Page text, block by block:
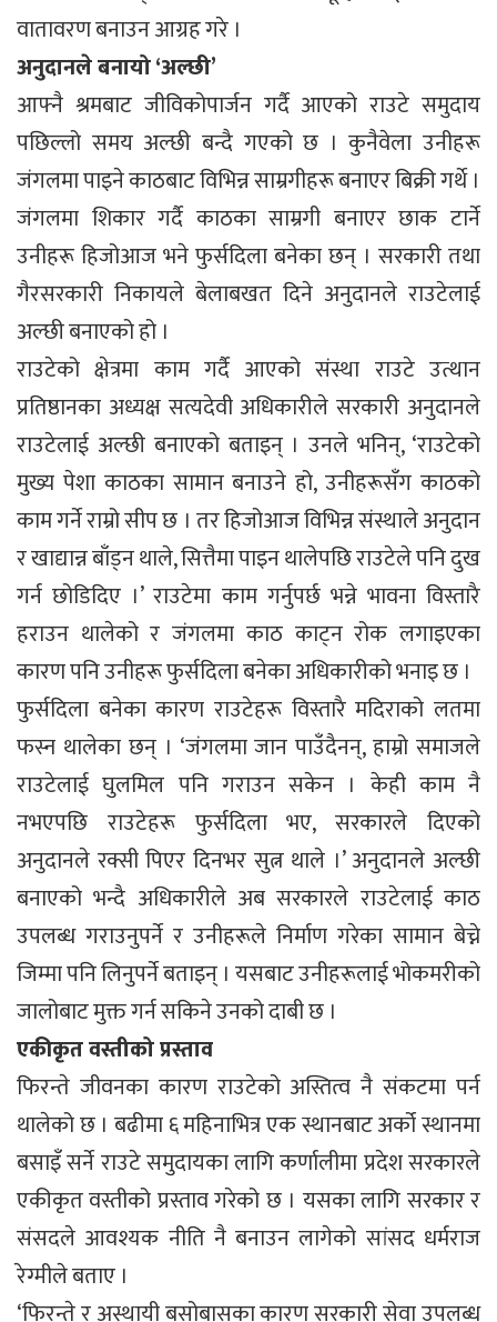
वातावरण बनाउन आग्रह गरे ।
अनुदानले बनायो ‘अल्छी’
आफ्नै श्रमबाट जीविकोपार्जन गर्दै आएको राउटे समुदाय
पछिल्लो समय अल्छी बन्दै गएको छ । कुनैवेला उनीहरू
जंगलमा पाइने काठबाट विभिन्न साम्रगीहरू बनाएर बिक्री गर्थे ।
जंगलमा शिकार गर्दै काठका साम्रगी बनाएर छाक टार्ने
उनीहरू हिजोआज भने फुर्सदिला बनेका छन् । सरकारी तथा
गैरसरकारी निकायले बेलाबखत दिने अनुदानले राउटेलाई
अल्छी बनाएको हो ।
राउटेको क्षेत्रमा काम गर्दै आएको संस्था राउटे उत्थान
प्रतिष्ठानका अध्यक्ष सत्यदेवी अधिकारीले सरकारी अनुदानले
राउटेलाई अल्छी बनाएको बताइन् । उनले भनिन्, ‘राउटेको
मुख्य पेशा काठका सामान बनाउने हो, उनीहरूसँग काठको
काम गर्ने राम्रो सीप छ । तर हिजोआज विभिन्न संस्थाले अनुदान
र खाद्यान्न बाँड्न थाले, सित्तैमा पाइन थालेपछि राउटेले पनि दुख
गर्न छोडिदिए ।’ राउटेमा काम गर्नुपर्छ भन्ने भावना विस्तारै
हराउन थालेको र जंगलमा काठ काट्न रोक लगाइएका
कारण पनि उनीहरू फुर्सदिला बनेका अधिकारीको भनाइ छ ।
फुर्सदिला बनेका कारण राउटेहरू विस्तारै मदिराको लतमा
फस्न थालेका छन् । ‘जंगलमा जान पाउँदैनन्, हाम्रो समाजले
राउटेलाई घुलमिल पनि गराउन सकेन । केही काम नै
नभएपछि राउटेहरू फुर्सदिला भए, सरकारले दिएको
अनुदानले रक्सी पिएर दिनभर सुत्न थाले ।’ अनुदानले अल्छी
बनाएको भन्दै अधिकारीले अब सरकारले राउटेलाई काठ
उपलब्ध गराउनुपर्ने र उनीहरूले निर्माण गरेका सामान बेच्ने
जिम्मा पनि लिनुपर्ने बताइन् । यसबाट उनीहरूलाई भोकमरीको
जालोबाट मुक्त गर्न सकिने उनको दाबी छ ।
एकीकृत वस्तीको प्रस्ताव
फिरन्ते जीवनका कारण राउटेको अस्तित्व नै संकटमा पर्न
थालेको छ । बढीमा ६ महिनाभित्र एक स्थानबाट अर्को स्थानमा
बसाइँ सर्ने राउटे समुदायका लागि कर्णालीमा प्रदेश सरकारले
एकीकृत वस्तीको प्रस्ताव गरेको छ । यसका लागि सरकार र
संसदले आवश्यक नीति नै बनाउन लागेको सांसद धर्मराज
रेग्मीले बताए ।
‘फिरन्ते र अस्थायी बसोबासका कारण सरकारी सेवा उपलब्ध